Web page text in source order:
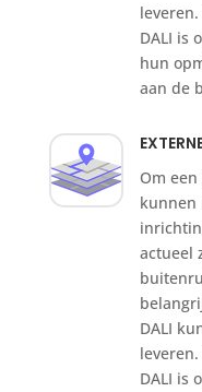
DALI is
hun
aan de
Om
kunnen
actueel
DALI
DALI is